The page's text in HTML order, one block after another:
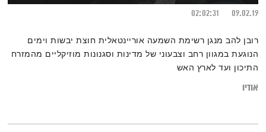
09.02.19
02:02:31
רובן להב מנגן רשימת השמעה אוריינטאלית חוצת יבשות וימים
הנוגעת במגוון רחב וצבעוני של מדינות וסגנונות מוזיקליים מהמזרח
התיכון ועד לארץ האש
אודיו